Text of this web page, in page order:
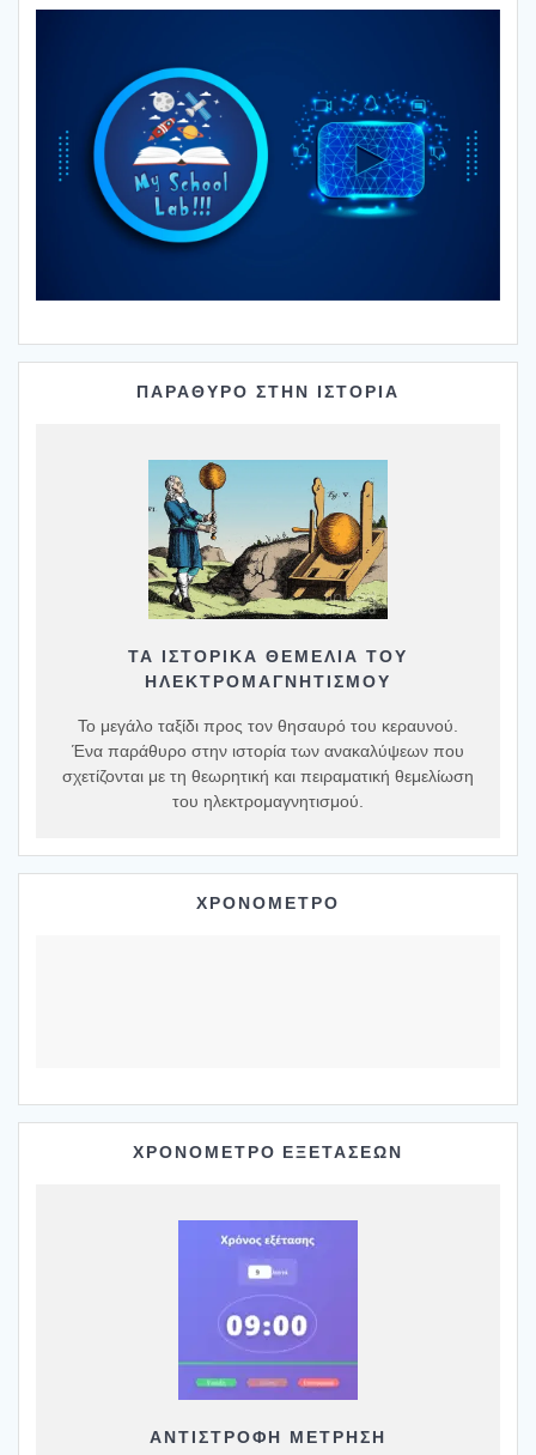
ΠΑΡΑΘΥΡΟ ΣΤΗΝ ΙΣΤΟΡΙΑ
ΤΑ ΙΣΤΟΡΙΚΆ ΘΕΜΈΛΙΑ ΤΟΥ
ΗΛΕΚΤΡΟΜΑΓΝΗΤΙΣΜΟΎ
Το μεγάλο ταξίδι προς τον θησαυρό του κεραυνού.
Ένα παράθυρο στην ιστορία των ανακαλύψεων που
σχετίζονται με τη θεωρητική και πειραματική θεμελίωση
του ηλεκτρομαγνητισμού.
ΧΡΟΝΟΜΕΤΡΟ
ΧΡΟΝΟΜΕΤΡΟ ΕΞΕΤΑΣΕΩΝ
ΑΝΤΙΣΤΡΟΦΗ ΜΕΤΡΗΣΗ